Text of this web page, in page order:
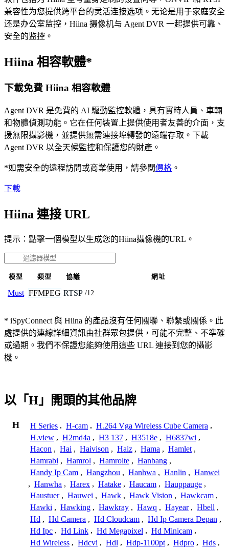
兼容性为您提供跨平台的灵活连接选项。无论是用于家庭安全
还是办公室监控，Hiina 摄像机与 Agent DVR 一起提供可靠、
安全的监控。
Hiina 相容軟體*
下載免費 Hiina 相容軟體
Agent DVR 是免費的 AI 驅動監控軟體，具有實時人員、車輛
和物體偵測功能。它在任何裝置上提供使用者友善的介面，支
援無限攝影機，並提供無需連接埠轉發的遠端存取。下載
Agent DVR 以全天候監控和保護您的財產。
*如需安全的遠程訪問或商業使用，請參閱價格 。
下載
Hiina 連接 URL
提示：點擊一個模型以生成您的Hiina攝像機的URL。
模型 類型 協議 網址
Must FFMPEG RTSP /12
* iSpyConnect 與 Hiina 的產品沒有任何關聯、聯繫或關係。此
處提供的連線詳細資訊由社群眾包提供，可能不完整、不準確
或過期。我們不保證您能夠使用這些 URL 連接到您的攝影
機。
以「H」開頭的其他品牌
H H Series , H-cam , H.264 Vga Wireless Cube Camera ,
H.view , H2md4a , H3 137 , H3518e , H6837wi ,
Hacon , Hai , Haivison , Haiz , Hama , Hamlet ,
Hamrabi , Hamrol , Hamrolte , Hanbang ,
Handy Ip Cam , Hangzhou , Hanhwa , Hanlin , Hanwei
, Hanwha , Harex , Hatake , Haucam , Hauppauge ,
Haustuer , Hauwei , Hawk , Hawk Vision , Hawkcam ,
Hawki , Hawking , Hawkray , Hawq , Hayear , Hbell ,
Hd , Hd Camera , Hd Cloudcam , Hd Ip Camera Depan ,
Hd Ipc , Hd Link , Hd Megapixel , Hd Minicam ,
Hd Wireless , Hdcvi , Hdl , Hdp-1100pt , Hdpro , Hds ,